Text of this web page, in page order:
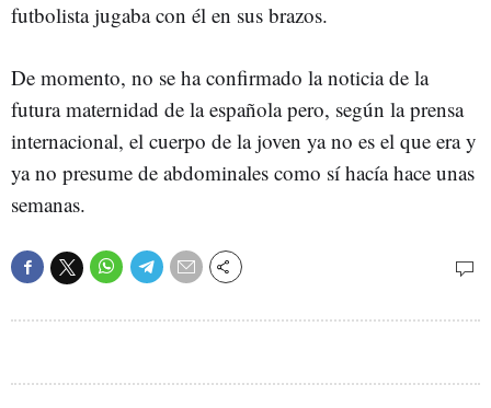
futbolista jugaba con él en sus brazos.
De momento, no se ha confirmado la noticia de la
futura maternidad de la española pero, según la prensa
internacional, el cuerpo de la joven ya no es el que era y
ya no presume de abdominales como sí hacía hace unas
semanas.